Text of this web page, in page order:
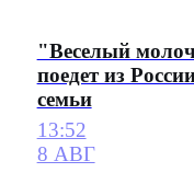
"Веселый
поедет из
семьи
13:52
8 АВГ